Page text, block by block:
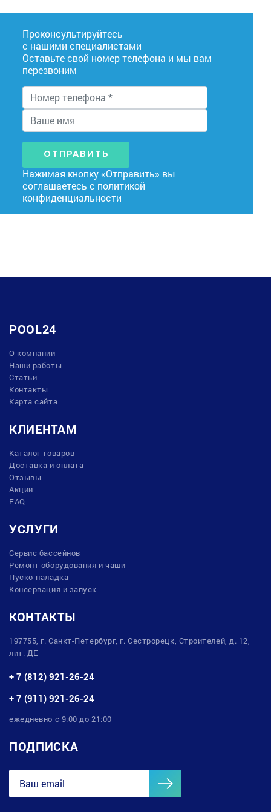
Проконсультируйтесь
с нашими специалистами
Оставьте свой номер телефона и мы вам
перезвоним
ОТПРАВИТЬ
Нажимая кнопку «Отправить» вы
соглашаетесь с политикой
конфиденциальности
POOL24
О компании
Наши работы
Статьи
Контакты
Карта сайта
КЛИЕНТАМ
Каталог товаров
Доставка и оплата
Отзывы
Акции
FAQ
УСЛУГИ
Сервис бассейнов
Ремонт оборудования и чаши
Пуско-наладка
Консервация и запуск
КОНТАКТЫ
197755, г. Санкт-Петербург, г. Сестрорецк, Строителей, д. 12,
лит. ДЕ
+ 7 (812) 921-26-24
+ 7 (911) 921-26-24
ежедневно с 9:00 до 21:00
ПОДПИСКА